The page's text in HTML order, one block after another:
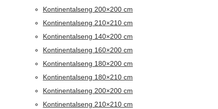
Kontinentalseng 200×200 cm
Kontinentalseng 210×210 cm
Kontinentalseng 140×200 cm
Kontinentalseng 160×200 cm
Kontinentalseng 180×200 cm
Kontinentalseng 180×210 cm
Kontinentalseng 200×200 cm
Kontinentalseng 210×210 cm